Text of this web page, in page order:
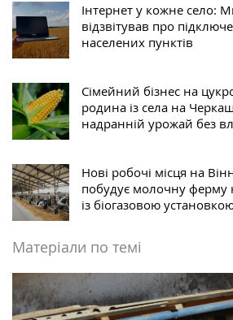
Інтернет у кожне село:
відзвітував про
населених пунктів
Сімейний бізнес на
родина із села на
надранній урожай без
Нові робочі місця на
побудує молочну ферму
із біогазовою
Матеріали по темі